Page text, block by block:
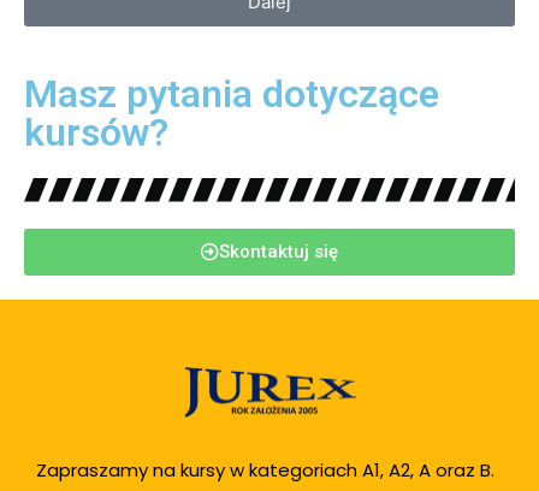
Masz pytania dotyczące
kursów?
Skontaktuj się
Zapraszamy na kursy w kategoriach A1, A2, A oraz B.